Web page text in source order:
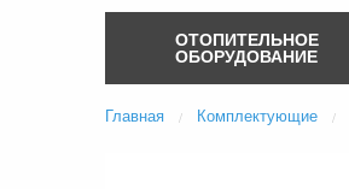
ОТОПИТЕЛЬНОЕ
ОБОРУДОВАНИЕ
Главная Комплектующие